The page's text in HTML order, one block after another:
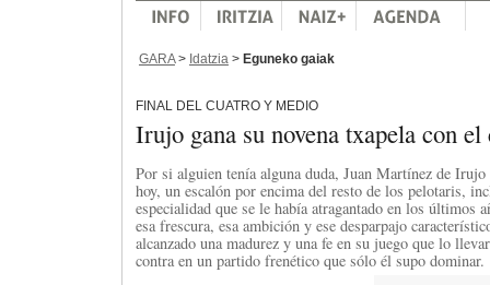
GARA> Idatzia > Eguneko gaiak
FINAL DEL CUATRO Y MEDIO
Irujo gana su novena txapela con
Por si alguien tenía alguna duda, Juan Martínez de
hoy, un escalón por encima del resto de los pelotaris,
especialidad que se le había atragantado en los últimos
esa frescura, esa ambición y ese desparpajo
alcanzado una madurez y una fe en su juego que lo
contra en un partido frenético que sólo él supo dominar.